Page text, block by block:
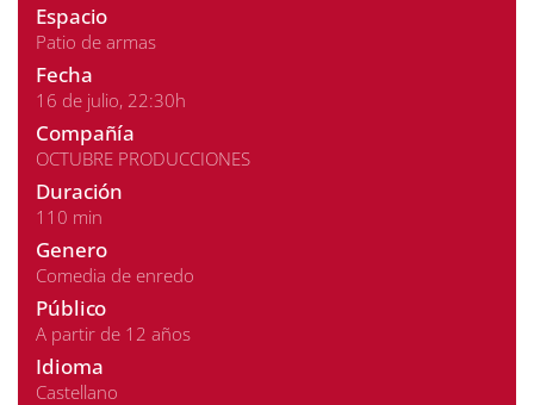
Espacio
Patio de armas
Fecha
16 de julio, 22:30h
Compañía
OCTUBRE PRODUCCIONES
Duración
110 min
Genero
Comedia de enredo
Público
A partir de 12 años
Idioma
Castellano